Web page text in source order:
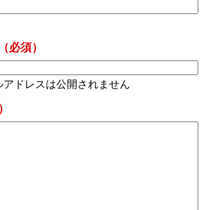
（必須）
アドレスは公開されません